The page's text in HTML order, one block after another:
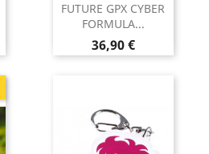
FUTURE GPX CYBER
FORMULA...
Prix
36,90 €